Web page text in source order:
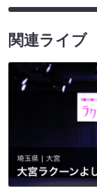
関連ライブ